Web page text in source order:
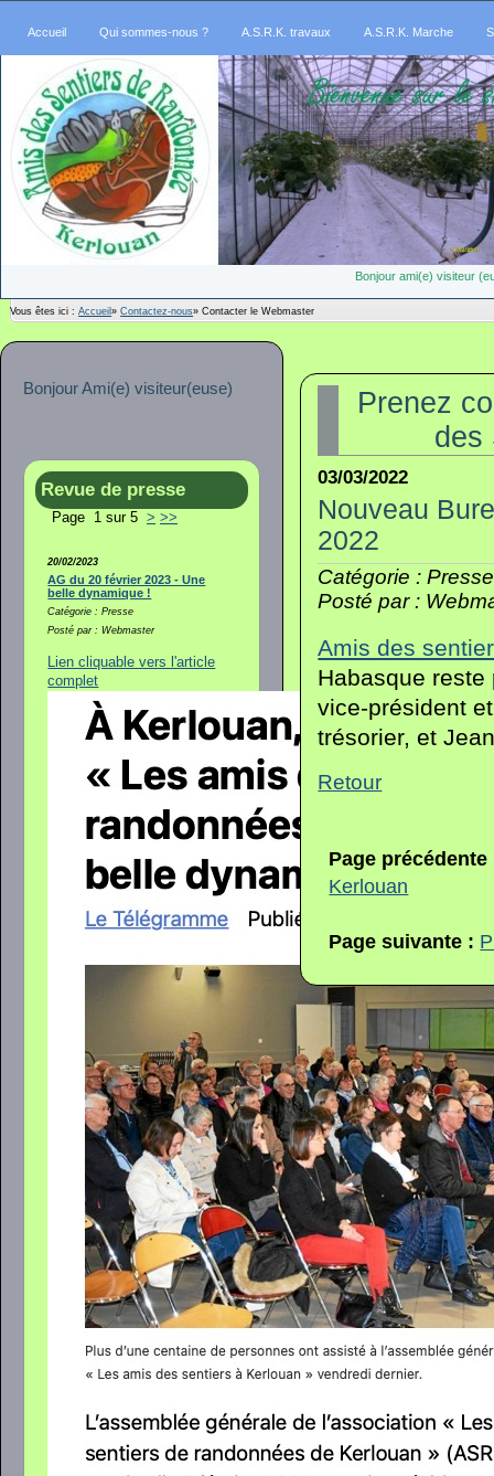
Accueil Qui sommes-nous ? A.S.R.K. travaux A.S.R.K. Marche
Bonjour ami(e) visiteur
Vous êtes ici :Accueil»Contactez-nous»Contacter le Webmaster
Bonjour Ami(e) visiteur(euse)
Revue de presse
Page 1 sur 5 > >>
20/02/2023
AG du 20 février 2023 - Une
belle dynamique !
Catégorie : Presse
Posté par : Webmaster
Lien cliquable vers l'article
complet
Prenez
des
03/03/2022
Nouveau
2022
Catégorie : Presse
Posté par :
Amis des
Habasque
vice-président
trésorier, et
Retour
Page
Kerlouan
Page suivante :